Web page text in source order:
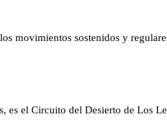
movimientos sostenidos y
el Circuito del Desierto de Los